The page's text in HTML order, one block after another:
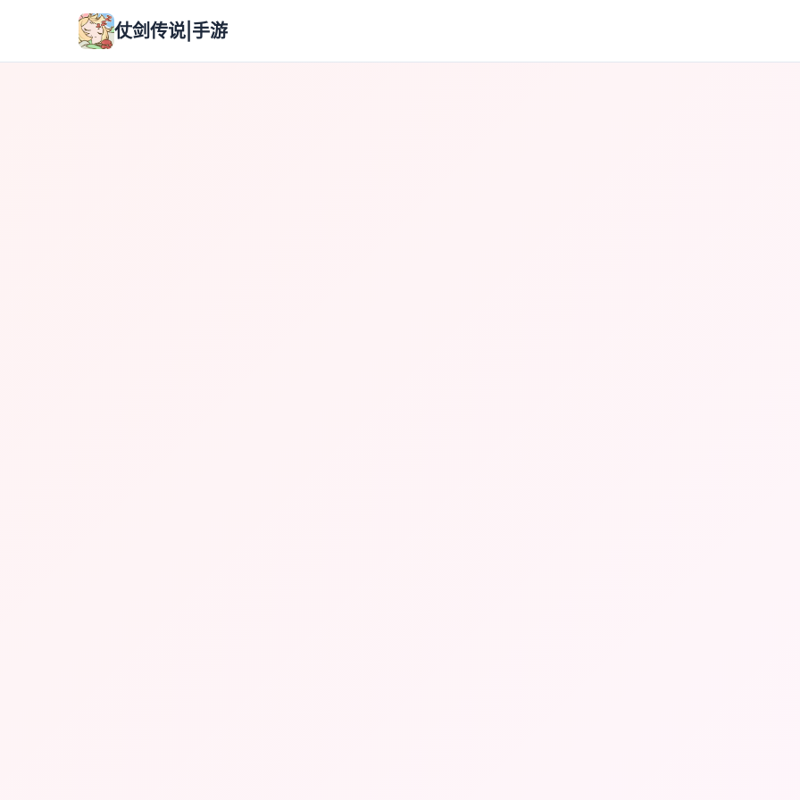
仗剑传说|手游